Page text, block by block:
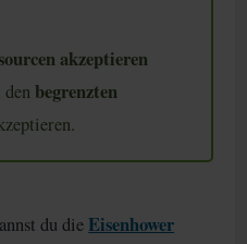
akzeptieren
begrenzten
du die Eisenhower